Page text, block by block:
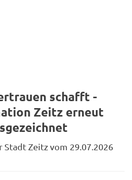
schafft -
Zeitz erneut
Zeitz vom 29.07.2026